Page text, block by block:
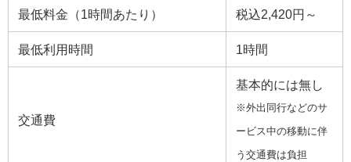
最低料金（1時間あたり） 税込2,420円～
最低利用時間 1時間
交通費
基本的には無し
※外出同行などのサ
ービス中の移動に伴
う交通費は負担